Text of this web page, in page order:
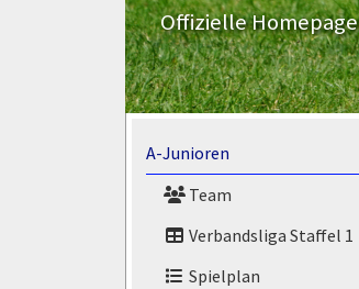
Offizielle Homepage
A-Junioren
Team
Verbandsliga Staffel 1
Spielplan